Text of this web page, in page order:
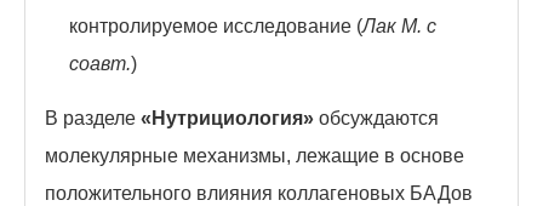
контролируемое исследование (Лак М. с
соавт.)
В разделе«Нутрициология» обсуждаются
молекулярные механизмы, лежащие в основе
положительного влияния коллагеновых БАДов